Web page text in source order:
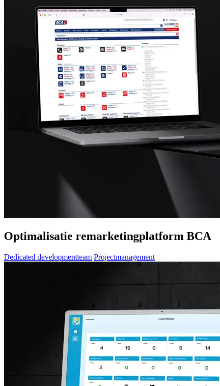
Optimalisatie remarketingplatform BCA
Dedicated developmentteam Projectmanagement